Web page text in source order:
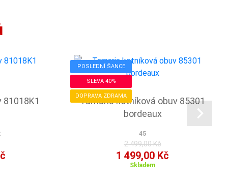
POSLEDNÍ ŠANCE
SLEVA 40%
DOPRAVA ZDRAMA
Tamaris kotníková obuv 85301
bordeaux
45
2 499,00 Kč
1 499,00 Kč
Skladem